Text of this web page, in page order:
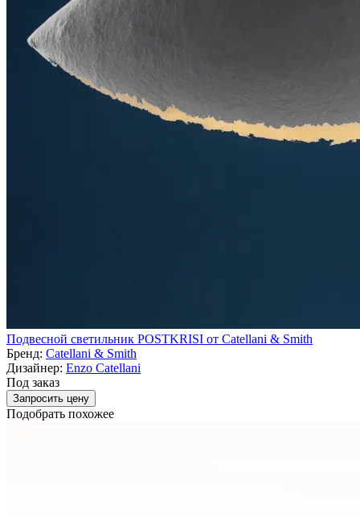
Подвесной светильник POSTKRISI от Catellani & Smith
Бренд: Catellani & Smith
Дизайнер: Enzo Catellani
Под заказ
Запросить цену
Подобрать похожее